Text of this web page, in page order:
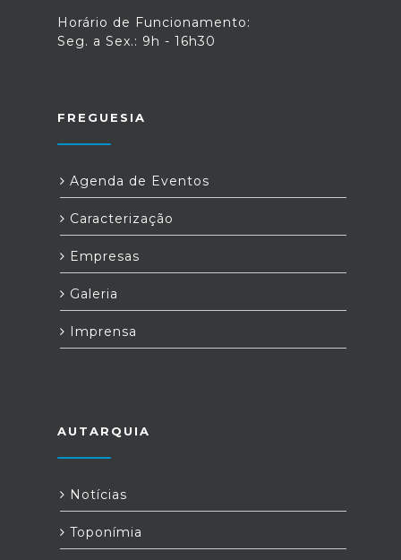
Horário de Funcionamento:
Seg. a Sex.: 9h - 16h30
FREGUESIA
Agenda de Eventos
Caracterização
Empresas
Galeria
Imprensa
AUTARQUIA
Notícias
Toponímia